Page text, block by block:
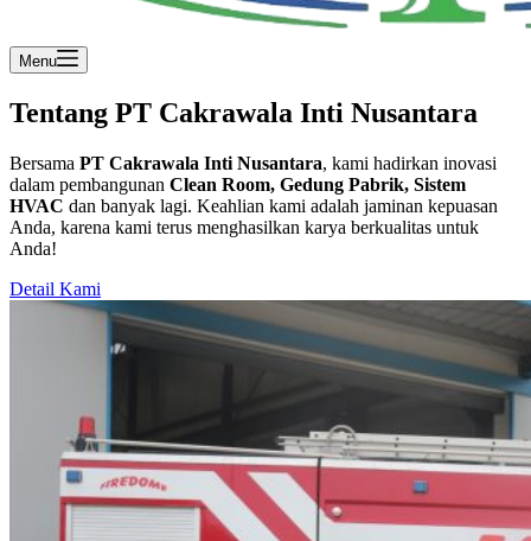
Menu
Tentang PT Cakrawala Inti Nusantara
Bersama PT Cakrawala Inti Nusantara, kami hadirkan inovasi
dalam pembangunan Clean Room, Gedung Pabrik, Sistem
HVAC dan banyak lagi. Keahlian kami adalah jaminan kepuasan
Anda, karena kami terus menghasilkan karya berkualitas untuk
Anda!
Detail Kami